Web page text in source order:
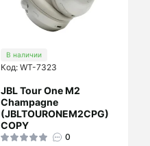
В наличии
Код: WT-7323
JBL Tour One M2
Champagne
(JBLTOURONEM2CPG)
COPY
0